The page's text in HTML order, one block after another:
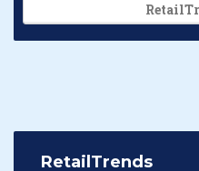
RetailTrends